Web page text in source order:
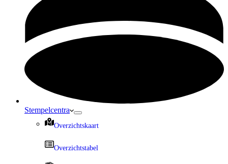
Stempelcentra
Overzichtskaart
Overzichtstabel